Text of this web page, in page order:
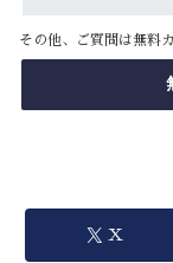
その他、ご質問は無料
X